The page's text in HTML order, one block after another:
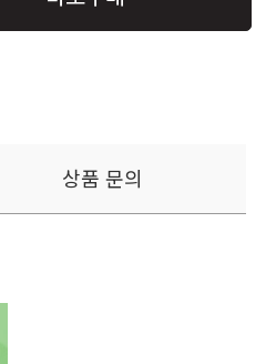
상품 문의